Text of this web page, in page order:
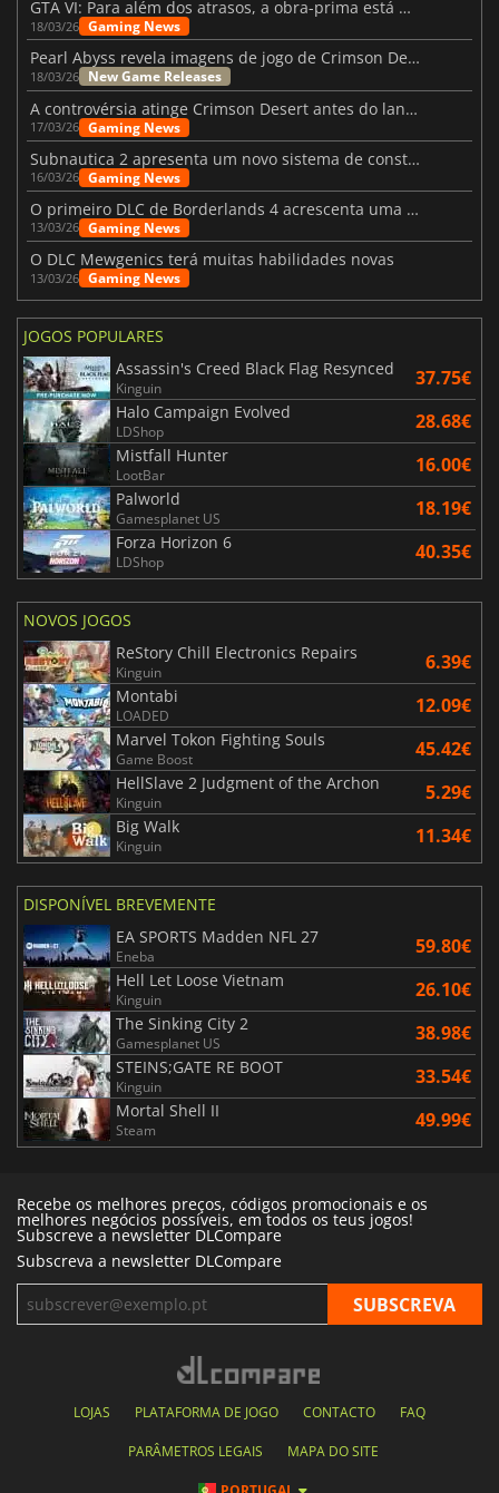
GTA VI: Para além dos atrasos, a obra-prima está quase a chegar
18/03/26 Gaming News
Pearl Abyss revela imagens de jogo de Crimson Desert para a PS5
18/03/26 New Game Releases
A controvérsia atinge Crimson Desert antes do lançamento
17/03/26 Gaming News
Subnautica 2 apresenta um novo sistema de construção de bases
16/03/26 Gaming News
O primeiro DLC de Borderlands 4 acrescenta uma nova personagem e muito mais
13/03/26 Gaming News
O DLC Mewgenics terá muitas habilidades novas
13/03/26 Gaming News
JOGOS POPULARES
Assassin's Creed Black Flag Resynced
Kinguin 37.75€
Halo Campaign Evolved
LDShop 28.68€
Mistfall Hunter
LootBar 16.00€
Palworld
Gamesplanet US 18.19€
Forza Horizon 6
LDShop 40.35€
NOVOS JOGOS
ReStory Chill Electronics Repairs
Kinguin 6.39€
Montabi
LOADED 12.09€
Marvel Tokon Fighting Souls
Game Boost 45.42€
HellSlave 2 Judgment of the Archon
Kinguin 5.29€
Big Walk
Kinguin 11.34€
DISPONÍVEL BREVEMENTE
EA SPORTS Madden NFL 27
Eneba 59.80€
Hell Let Loose Vietnam
Kinguin 26.10€
The Sinking City 2
Gamesplanet US 38.98€
STEINS;GATE RE BOOT
Kinguin 33.54€
Mortal Shell II
Steam 49.99€
Recebe os melhores preços, códigos promocionais e os
melhores negócios possíveis, em todos os teus jogos!
Subscreve a newsletter DLCompare
Subscreva a newsletter DLCompare
LOJAS PLATAFORMA DE JOGO CONTACTO FAQ
PARÂMETROS LEGAIS MAPA DO SITE